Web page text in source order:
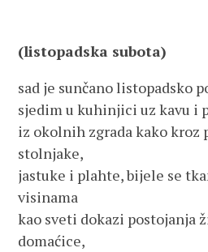
(listopadska subota)
sad je sunčano listopadsko
sjedim u kuhinjici uz kavu i
iz okolnih zgrada kako kroz
stolnjake,
jastuke i plahte, bijele se
visinama
kao sveti dokazi postojanja
domaćice,